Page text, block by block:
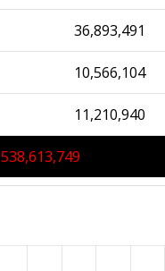
36,893,491
10,566,104
11,210,940
538,613,749